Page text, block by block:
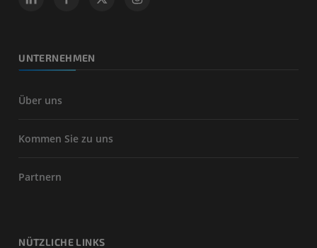
UNTERNEHMEN
Über uns
Kommen Sie zu uns
Partnern
NÜTZLICHE LINKS